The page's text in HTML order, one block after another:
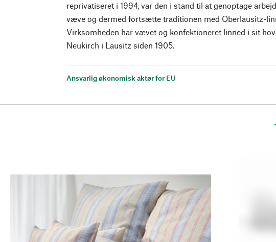
reprivatiseret i 1994, var den i stand til at genoptage
væve og dermed fortsætte traditionen med Oberlausitz-
Virksomheden har vævet og konfektioneret linned i sit
Neukirch i Lausitz siden 1905.
Ansvarlig økonomisk aktør for EU